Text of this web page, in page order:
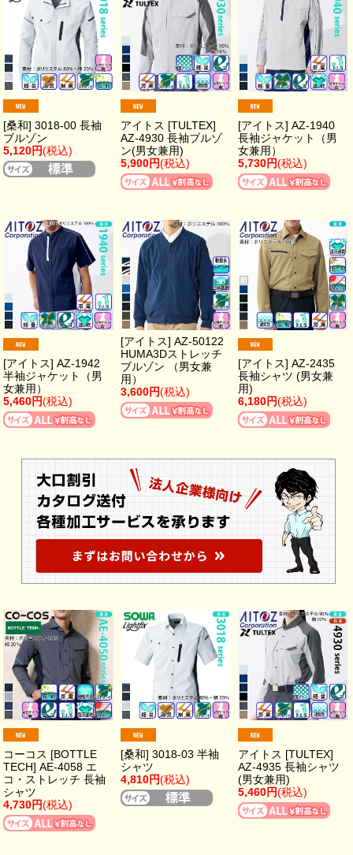
[桑和] 3018-00 長袖
ブルゾン
5,120円(税込)
アイトス [TULTEX]
AZ-4930 長袖ブルゾ
ン(男女兼用)
5,900円(税込)
[アイトス] AZ-1940
長袖ジャケット（男
女兼用）
5,730円(税込)
[アイトス] AZ-1942
半袖ジャケット（男
女兼用）
5,460円(税込)
[アイトス] AZ-50122
HUMA3Dストレッチ
ブルゾン （男女兼
用）
3,600円(税込)
[アイトス] AZ-2435
長袖シャツ (男女兼
用)
6,180円(税込)
コーコス [BOTTLE
TECH] AE-4058 エ
コ・ストレッチ 長袖
シャツ
4,730円(税込)
[桑和] 3018-03 半袖
シャツ
4,810円(税込)
アイトス [TULTEX]
AZ-4935 長袖シャツ
(男女兼用)
5,460円(税込)